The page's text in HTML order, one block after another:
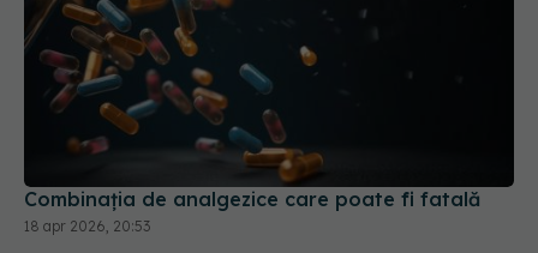
Combinația de analgezice care poate fi fatală
18 apr 2026, 20:53